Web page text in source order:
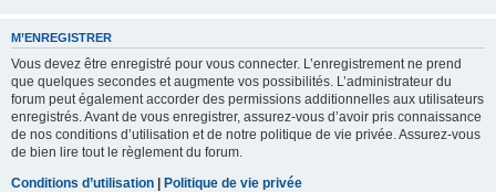
M’ENREGISTRER
Vous devez être enregistré pour vous connecter. L’enregistrement ne prend
que quelques secondes et augmente vos possibilités. L’administrateur du
forum peut également accorder des permissions additionnelles aux utilisateurs
enregistrés. Avant de vous enregistrer, assurez-vous d’avoir pris connaissance
de nos conditions d’utilisation et de notre politique de vie privée. Assurez-vous
de bien lire tout le règlement du forum.
Conditions d’utilisation | Politique de vie privée